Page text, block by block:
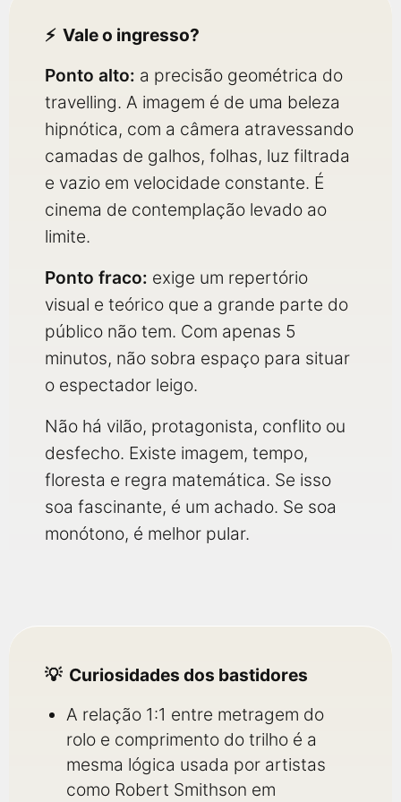
Vale o ingresso?
Ponto alto: a precisão geométrica do
travelling. A imagem é de uma beleza
hipnótica, com a câmera atravessando
camadas de galhos, folhas, luz filtrada
e vazio em velocidade constante. É
cinema de contemplação levado ao
limite.
Ponto fraco: exige um repertório
visual e teórico que a grande parte do
público não tem. Com apenas 5
minutos, não sobra espaço para situar
o espectador leigo.
Não há vilão, protagonista, conflito ou
desfecho. Existe imagem, tempo,
floresta e regra matemática. Se isso
soa fascinante, é um achado. Se soa
monótono, é melhor pular.
Curiosidades dos bastidores
A relação 1:1 entre metragem do
rolo e comprimento do trilho é a
mesma lógica usada por artistas
como Robert Smithson em